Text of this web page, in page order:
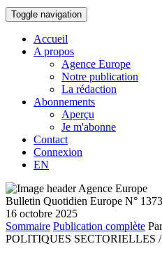
Toggle navigation
Accueil
A propos
Agence Europe
Notre publication
La rédaction
Abonnements
Aperçu
Je m'abonne
Contact
Connexion
EN
Bulletin Quotidien Europe N°
16 octobre 2025
Sommaire Publication complète
POLITIQUES SECTORIELLES /